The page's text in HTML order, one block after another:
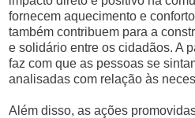
fornecem aquecimento e
também contribuem para a
e solidário entre os cidadãos. A
faz com que as pessoas se
analisadas com relação às
Além disso, as ações